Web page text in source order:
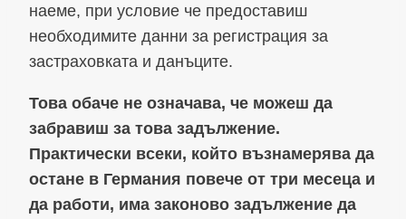
наеме, при условие че предоставиш
необходимите данни за регистрация за
застраховката и данъците.
Това обаче не означава, че можеш да
забравиш за това задължение.
Практически всеки, който възнамерява да
остане в Германия повече от три месеца и
да работи, има законово задължение да